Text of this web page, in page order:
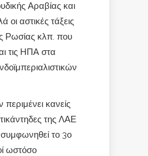
Αραβίας και
οι αστικές τάξεις
Ρωσίας κλπ. που
τις ΗΠΑ στα
περιμένει κανείς
της ΛΑΕ
το 3ο
ωστόσο